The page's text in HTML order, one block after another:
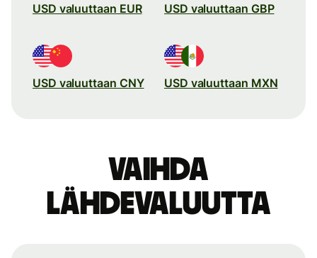
USD valuuttaan EUR USD valuuttaan GBP
USD valuuttaan CNY USD valuuttaan MXN
Vaihda
lähdevaluutta